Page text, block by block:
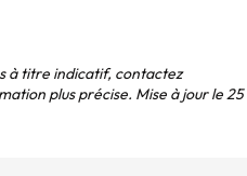
à titre indicatif, contactez
plus précise. Mise à jour le25